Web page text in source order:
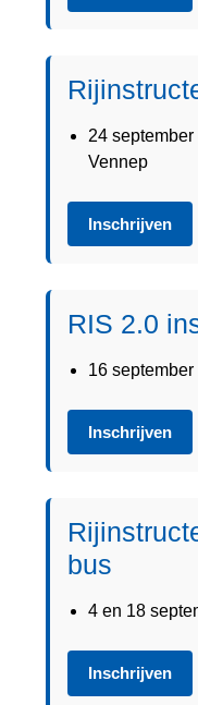
24
Vennep
Inschrijven
RIS 2.0
16
Inschrijven
bus
4 en 18
Inschrijven